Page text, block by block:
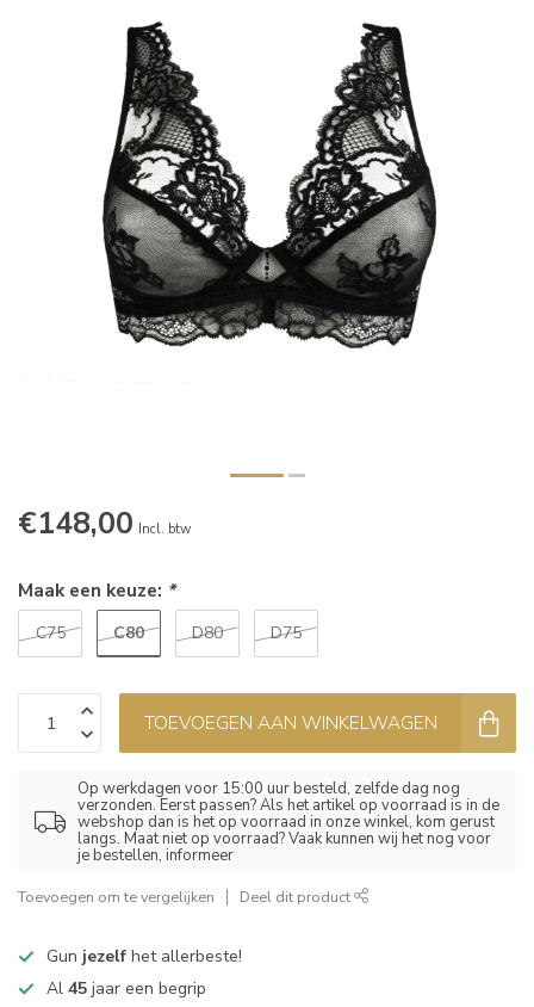
€148,00 Incl. btw
Maak een keuze: *
C75 C80 D80 D75
TOEVOEGEN AAN WINKELWAGEN
Op werkdagen voor 15:00 uur besteld, zelfde dag nog
verzonden. Eerst passen? Als het artikel op voorraad is in de
webshop dan is het op voorraad in onze winkel, kom gerust
langs. Maat niet op voorraad? Vaak kunnen wij het nog voor
je bestellen, informeer
Toevoegen om te vergelijken Deel dit product
Gun jezelf het allerbeste!
Al 45 jaar een begrip